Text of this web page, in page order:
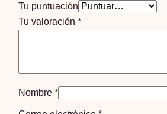
Tu puntuación
Tu valoración*
Nombre*